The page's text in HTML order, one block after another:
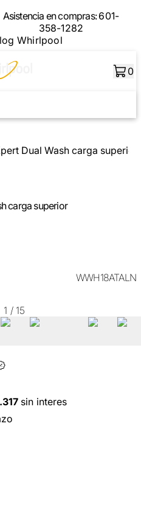
Asistencia en compras:601-
358-1282
Whirlpool
0
Dual Wash carga superior
carga superior
WWH18ATALN
1 / 15
sin interes